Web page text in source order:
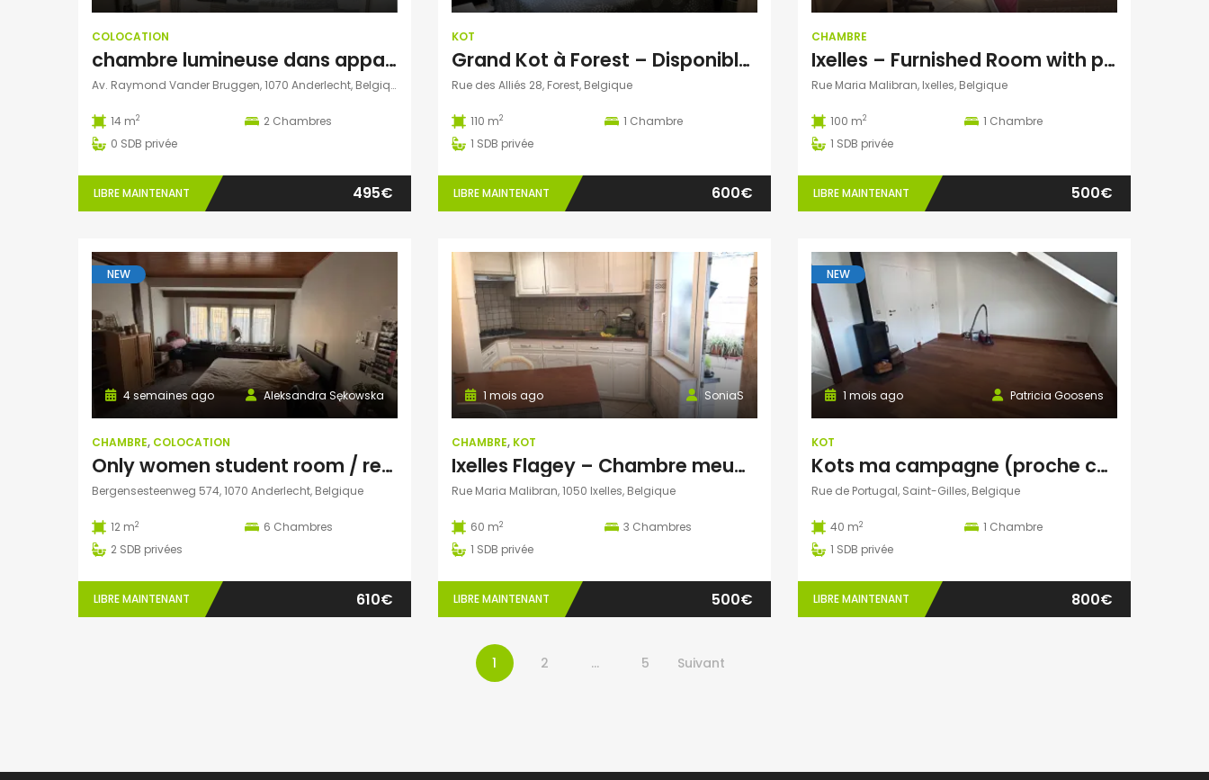
COLOCATION
chambre lumineuse dans appart de 2 étudiantes – métro AUMALE
Av. Raymond Vander Bruggen, 1070 Anderlecht, Belgique
14 m2 2 Chambres
0 SDB privée
LIBRE MAINTENANT 495€
KOT
Grand Kot à Forest – Disponible début août
Rue des Alliés 28, Forest, Belgique
110 m2 1 Chambre
1 SDB privée
LIBRE MAINTENANT 600€
CHAMBRE
Ixelles – Furnished Room with private shower
Rue Maria Malibran, Ixelles, Belgique
100 m2 1 Chambre
1 SDB privée
LIBRE MAINTENANT 500€
NEW
Aleksandra Sękowska
4 semaines ago
CHAMBRE, COLOCATION
Only women student room / rental
Bergensesteenweg 574, 1070 Anderlecht, Belgique
12 m2 6 Chambres
2 SDB privées
LIBRE MAINTENANT 610€
SoniaS
1 mois ago
CHAMBRE, KOT
Ixelles Flagey – Chambre meublée – Douche et lavabo privé
Rue Maria Malibran, 1050 Ixelles, Belgique
60 m2 3 Chambres
1 SDB privée
LIBRE MAINTENANT 500€
NEW
Patricia Goosens
1 mois ago
KOT
Kots ma campagne (proche châtelain)
Rue de Portugal, Saint-Gilles, Belgique
40 m2 1 Chambre
1 SDB privée
LIBRE MAINTENANT 800€
1 2 … 5 Suivant